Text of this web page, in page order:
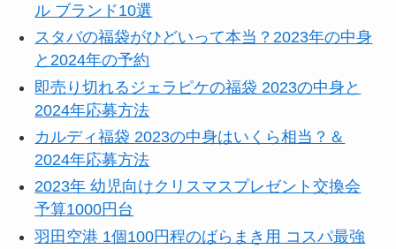
ル ブランド10選
スタバの福袋がひどいって本当？2023年の中身
と2024年の予約
即売り切れるジェラピケの福袋 2023の中身と
2024年応募方法
カルディ福袋 2023の中身はいくら相当？＆
2024年応募方法
2023年 幼児向けクリスマスプレゼント交換会
予算1000円台
羽田空港 1個100円程のばらまき用 コスパ最強